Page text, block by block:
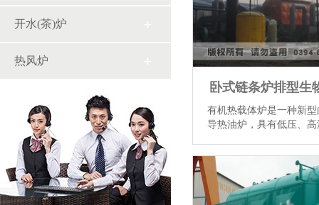
开水(茶)炉
热风炉
卧式链条炉排型生
有机热载体炉是一种新
导热油炉，具有低压、